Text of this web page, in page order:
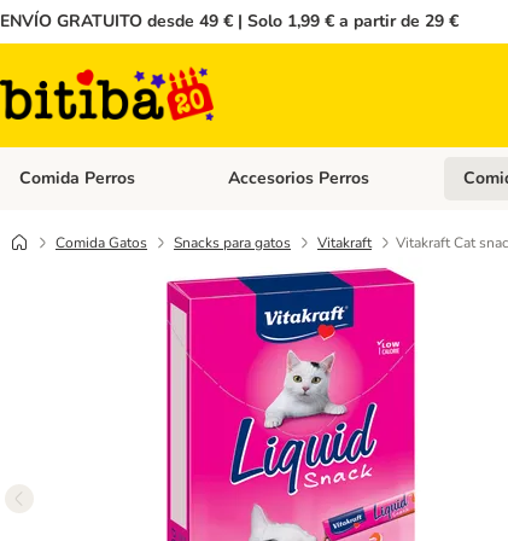
ENVÍO GRATUITO desde 49 € | Solo 1,99 € a partir de 29 €
Comida Perros Menú de categoria abierto: Comida
Accesorios Perros Menú
Comida Gatos Snacks para gatos Vitakraft Vitakraft Cat